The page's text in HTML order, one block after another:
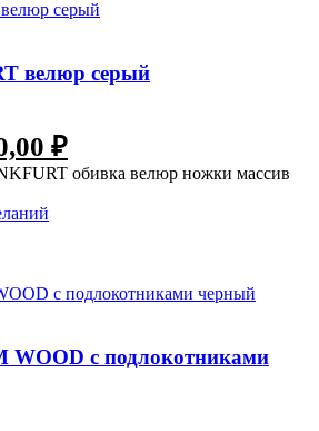
велюр серый
₽
обивка велюр ножки массив
с подлокотниками